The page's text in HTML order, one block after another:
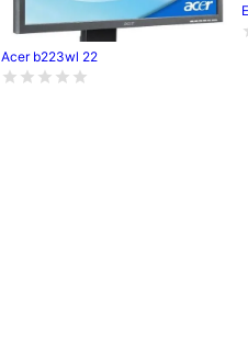
Acer b223wl 22